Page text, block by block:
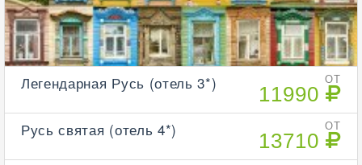
ОТ
11990
Легендарная Русь (отель 3*)
ОТ
13710
Русь святая (отель 4*)